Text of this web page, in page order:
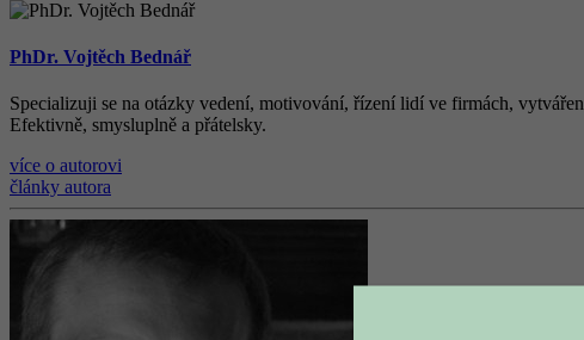
PhDr. Vojtěch Bednář
Specializuji se na otázky vedení, motivování, řízení lidí ve firmách,
Efektivně, smysluplně a přátelsky.
více o autorovi
články autora